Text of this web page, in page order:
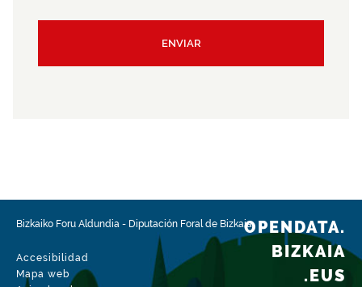
ENVIAR
Bizkaiko Foru Aldundia - Diputación Foral de Bizkaia
Accesibilidad
Mapa web
OPENDATA.
BIZKAIA
.EUS